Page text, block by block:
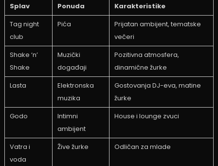
Splav Ponuda
Karakteristike
Tag night
club
Pića
Prijatan ambijent, tematske
večeri
Shake ‘n’
Shake
Muzički
događaji
Pozitivna atmosfera,
dinamične žurke
Lasta
Elektronska
muzika
Gostovanja DJ-eva, matine
žurke
Godo
Intimni
ambijent
House i lounge zvuci
Vatra i
voda
Žive žurke Odličan za mlade